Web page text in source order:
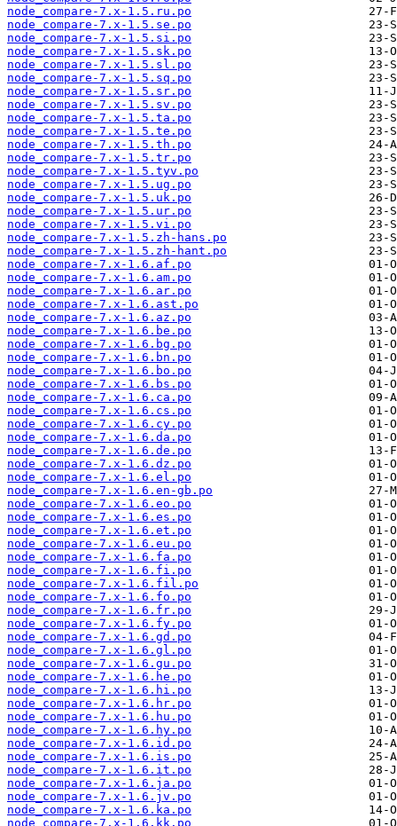
node_compare-7.x-1.5.ru.po
node_compare-7.x-1.5.se.po
node_compare-7.x-1.5.si.po
node_compare-7.x-1.5.sk.po
node_compare-7.x-1.5.sl.po
node_compare-7.x-1.5.sq.po
node_compare-7.x-1.5.sr.po
node_compare-7.x-1.5.sv.po
node_compare-7.x-1.5.ta.po
node_compare-7.x-1.5.te.po
node_compare-7.x-1.5.th.po
node_compare-7.x-1.5.tr.po
node_compare-7.x-1.5.tyv.po
node_compare-7.x-1.5.ug.po
node_compare-7.x-1.5.uk.po
node_compare-7.x-1.5.ur.po
node_compare-7.x-1.5.vi.po
node_compare-7.x-1.5.zh-hans.po
node_compare-7.x-1.5.zh-hant.po
node_compare-7.x-1.6.af.po
node_compare-7.x-1.6.am.po
node_compare-7.x-1.6.ar.po
node_compare-7.x-1.6.ast.po
node_compare-7.x-1.6.az.po
node_compare-7.x-1.6.be.po
node_compare-7.x-1.6.bg.po
node_compare-7.x-1.6.bn.po
node_compare-7.x-1.6.bo.po
node_compare-7.x-1.6.bs.po
node_compare-7.x-1.6.ca.po
node_compare-7.x-1.6.cs.po
node_compare-7.x-1.6.cy.po
node_compare-7.x-1.6.da.po
node_compare-7.x-1.6.de.po
node_compare-7.x-1.6.dz.po
node_compare-7.x-1.6.el.po
node_compare-7.x-1.6.en-gb.po
node_compare-7.x-1.6.eo.po
node_compare-7.x-1.6.es.po
node_compare-7.x-1.6.et.po
node_compare-7.x-1.6.eu.po
node_compare-7.x-1.6.fa.po
node_compare-7.x-1.6.fi.po
node_compare-7.x-1.6.fil.po
node_compare-7.x-1.6.fo.po
node_compare-7.x-1.6.fr.po
node_compare-7.x-1.6.fy.po
node_compare-7.x-1.6.gd.po
node_compare-7.x-1.6.gl.po
node_compare-7.x-1.6.gu.po
node_compare-7.x-1.6.he.po
node_compare-7.x-1.6.hi.po
node_compare-7.x-1.6.hr.po
node_compare-7.x-1.6.hu.po
node_compare-7.x-1.6.hy.po
node_compare-7.x-1.6.id.po
node_compare-7.x-1.6.is.po
node_compare-7.x-1.6.it.po
node_compare-7.x-1.6.ja.po
node_compare-7.x-1.6.jv.po
node_compare-7.x-1.6.ka.po
node_compare-7.x-1.6.kk.po